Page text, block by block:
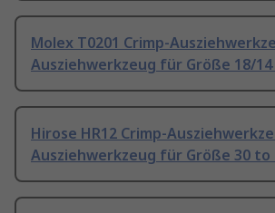
Molex T0201 Crimp-
Ausziehwerkzeug für Größe 18/14
Hirose HR12 Crimp-
Ausziehwerkzeug für Größe 30 to